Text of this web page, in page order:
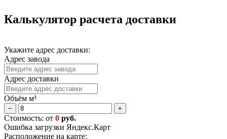
Калькулятор расчета доставки
Укажите адрес доставки:
Адрес завода
Адрес доставки
Объём м³
− +
Стоимость: от 0 руб.
Ошибка загрузки Яндекс.Карт
Расположение на карте: